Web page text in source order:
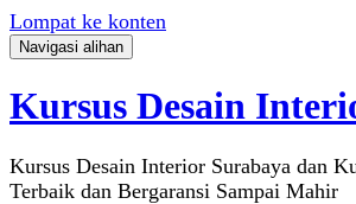
Lompat ke konten
Navigasi alihan
Kursus Desain
Kursus Desain Interior Surabaya dan
Terbaik dan Bergaransi Sampai Mahir